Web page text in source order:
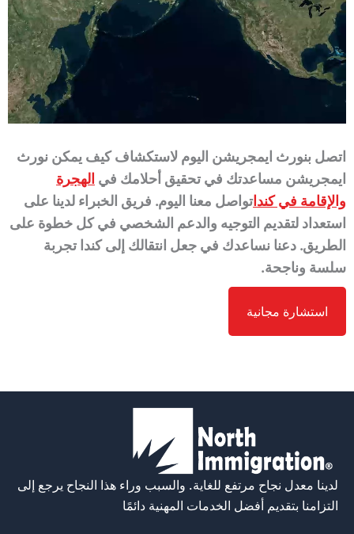
اتصل بنورث ايمجريشن اليوم لاستكشاف كيف يمكن نورث
ايمجريشن مساعدتك في تحقيق أحلامك في الهجرة
والإقامة في كنداتواصل معنا اليوم. فريق الخبراء لدينا على
استعداد لتقديم التوجيه والدعم الشخصي في كل خطوة على
الطريق. دعنا نساعدك في جعل انتقالك إلى كندا تجربة
سلسة وناجحة.
استشارة مجانية
Email
*
لدينا معدل نجاح مرتفع للغاية. والسبب وراء هذا النجاح يرجع إلى
التزامنا بتقديم أفضل الخدمات المهنية دائمًا